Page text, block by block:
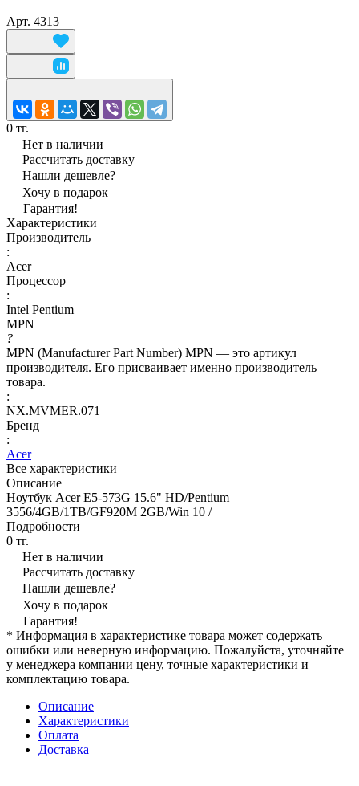
Арт. 4313
0 тг.
Нет в наличии
Рассчитать доставку
Нашли дешевле?
Хочу в подарок
Гарантия!
Характеристики
Производитель
:
Acer
Процессор
:
Intel Pentium
MPN
?
MPN (Manufacturer Part Number) MPN — это артикул
производителя. Его присваивает именно производитель
товара.
:
NX.MVMER.071
Бренд
:
Acer
Все характеристики
Описание
Ноутбук Acer E5-573G 15.6" HD/Pentium
3556/4GB/1TB/GF920M 2GB/Win 10 /
Подробности
0 тг.
Нет в наличии
Рассчитать доставку
Нашли дешевле?
Хочу в подарок
Гарантия!
* Информация в характеристике товара может содержать
ошибки или неверную информацию. Пожалуйста, уточняйте
у менеджера компании цену, точные характеристики и
комплектацию товара.
Описание
Характеристики
Оплата
Доставка